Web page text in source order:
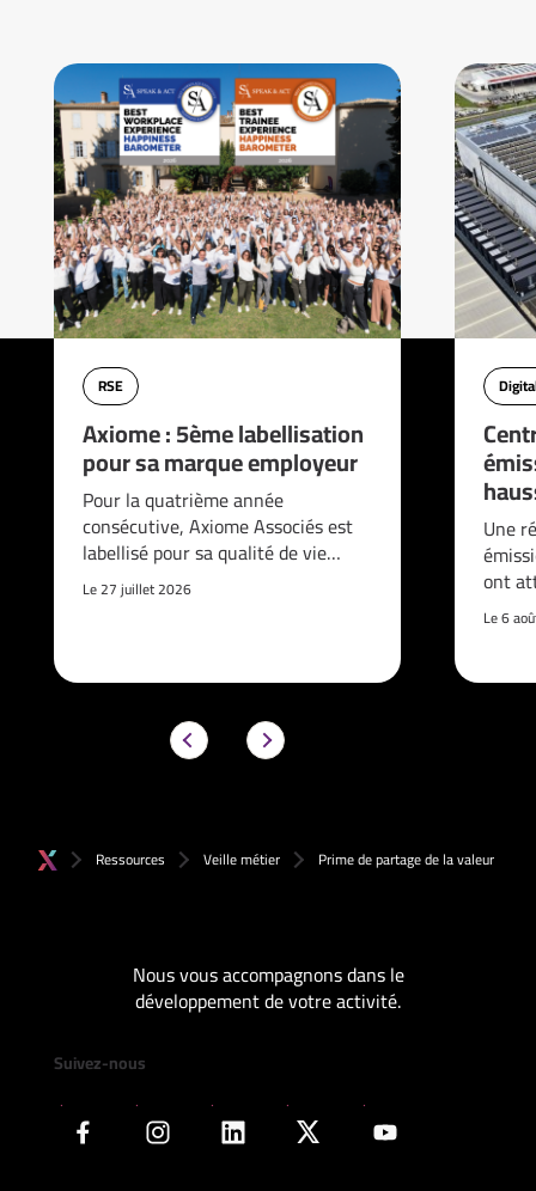
RSE
Axiome : 5ème labellisation
pour sa marque employeur
Pour la quatrième année
consécutive, Axiome Associés est
labellisé pour sa qualité de vie…
Le 27 juillet 2026
Une
ont
Le 6
Ressources Veille métier Prime de partage de la valeur
Nous vous accompagnons dans le
développement de votre activité.
Suivez-nous